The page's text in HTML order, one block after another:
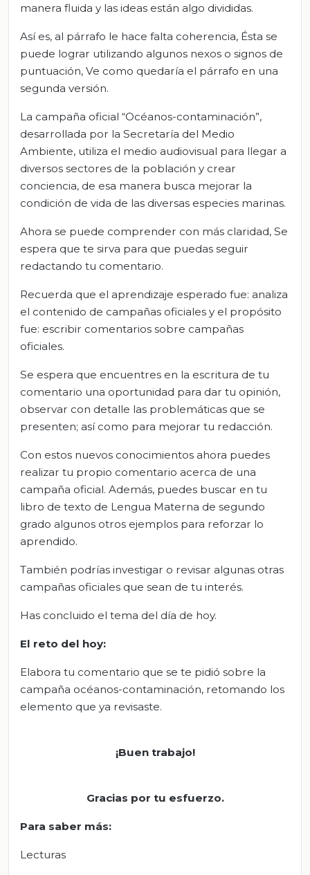
manera fluida y las ideas están algo divididas.
Así es, al párrafo le hace falta coherencia, Ésta se
puede lograr utilizando algunos nexos o signos de
puntuación, Ve como quedaría el párrafo en una
segunda versión.
La campaña oficial “Océanos-contaminación”,
desarrollada por la Secretaría del Medio
Ambiente, utiliza el medio audiovisual para llegar a
diversos sectores de la población y crear
conciencia, de esa manera busca mejorar la
condición de vida de las diversas especies marinas.
Ahora se puede comprender con más claridad, Se
espera que te sirva para que puedas seguir
redactando tu comentario.
Recuerda que el aprendizaje esperado fue: analiza
el contenido de campañas oficiales y el propósito
fue: escribir comentarios sobre campañas
oficiales.
Se espera que encuentres en la escritura de tu
comentario una oportunidad para dar tu opinión,
observar con detalle las problemáticas que se
presenten; así como para mejorar tu redacción.
Con estos nuevos conocimientos ahora puedes
realizar tu propio comentario acerca de una
campaña oficial. Además, puedes buscar en tu
libro de texto de Lengua Materna de segundo
grado algunos otros ejemplos para reforzar lo
aprendido.
También podrías investigar o revisar algunas otras
campañas oficiales que sean de tu interés.
Has concluido el tema del día de hoy.
El reto del hoy:
Elabora tu comentario que se te pidió sobre la
campaña océanos-contaminación, retomando los
elemento que ya revisaste.
¡Buen trabajo!
Gracias por tu esfuerzo.
Para saber más:
Lecturas